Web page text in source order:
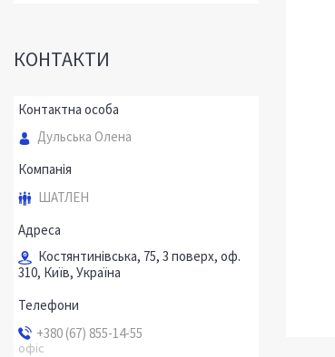
КОНТАКТИ
Дульська Олена
ШАТЛЕН
Костянтинівська, 75, 3 поверх, оф.
310, Київ, Україна
+380 (67) 855-14-55
офіс